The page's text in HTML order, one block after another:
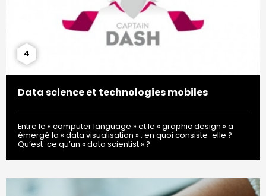
4
Data science et technologies mobiles
Entre le « computer language » et le « graphic design » a
émergé la « data visualisation » : en quoi consiste-elle ?
Qu’est-ce qu’un « data scientist » ?